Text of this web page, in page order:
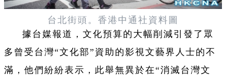
台北街頭。香港中通社資料圖
據台媒報道，文化預算的大幅削減引發了眾
多曾受台灣“文化部”資助的影視文藝界人士的不
滿，他們紛紛表示，此舉無異於在“消滅台灣文